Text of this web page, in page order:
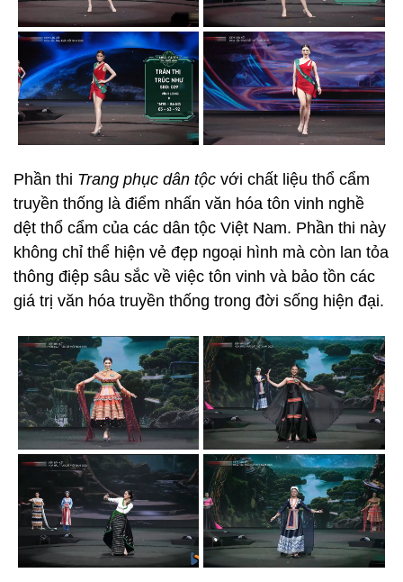
Phần thi Trang phục dân tộc với chất liệu thổ cẩm
truyền thống là điểm nhấn văn hóa tôn vinh nghề
dệt thổ cẩm của các dân tộc Việt Nam. Phần thi này
không chỉ thể hiện vẻ đẹp ngoại hình mà còn lan tỏa
thông điệp sâu sắc về việc tôn vinh và bảo tồn các
giá trị văn hóa truyền thống trong đời sống hiện đại.